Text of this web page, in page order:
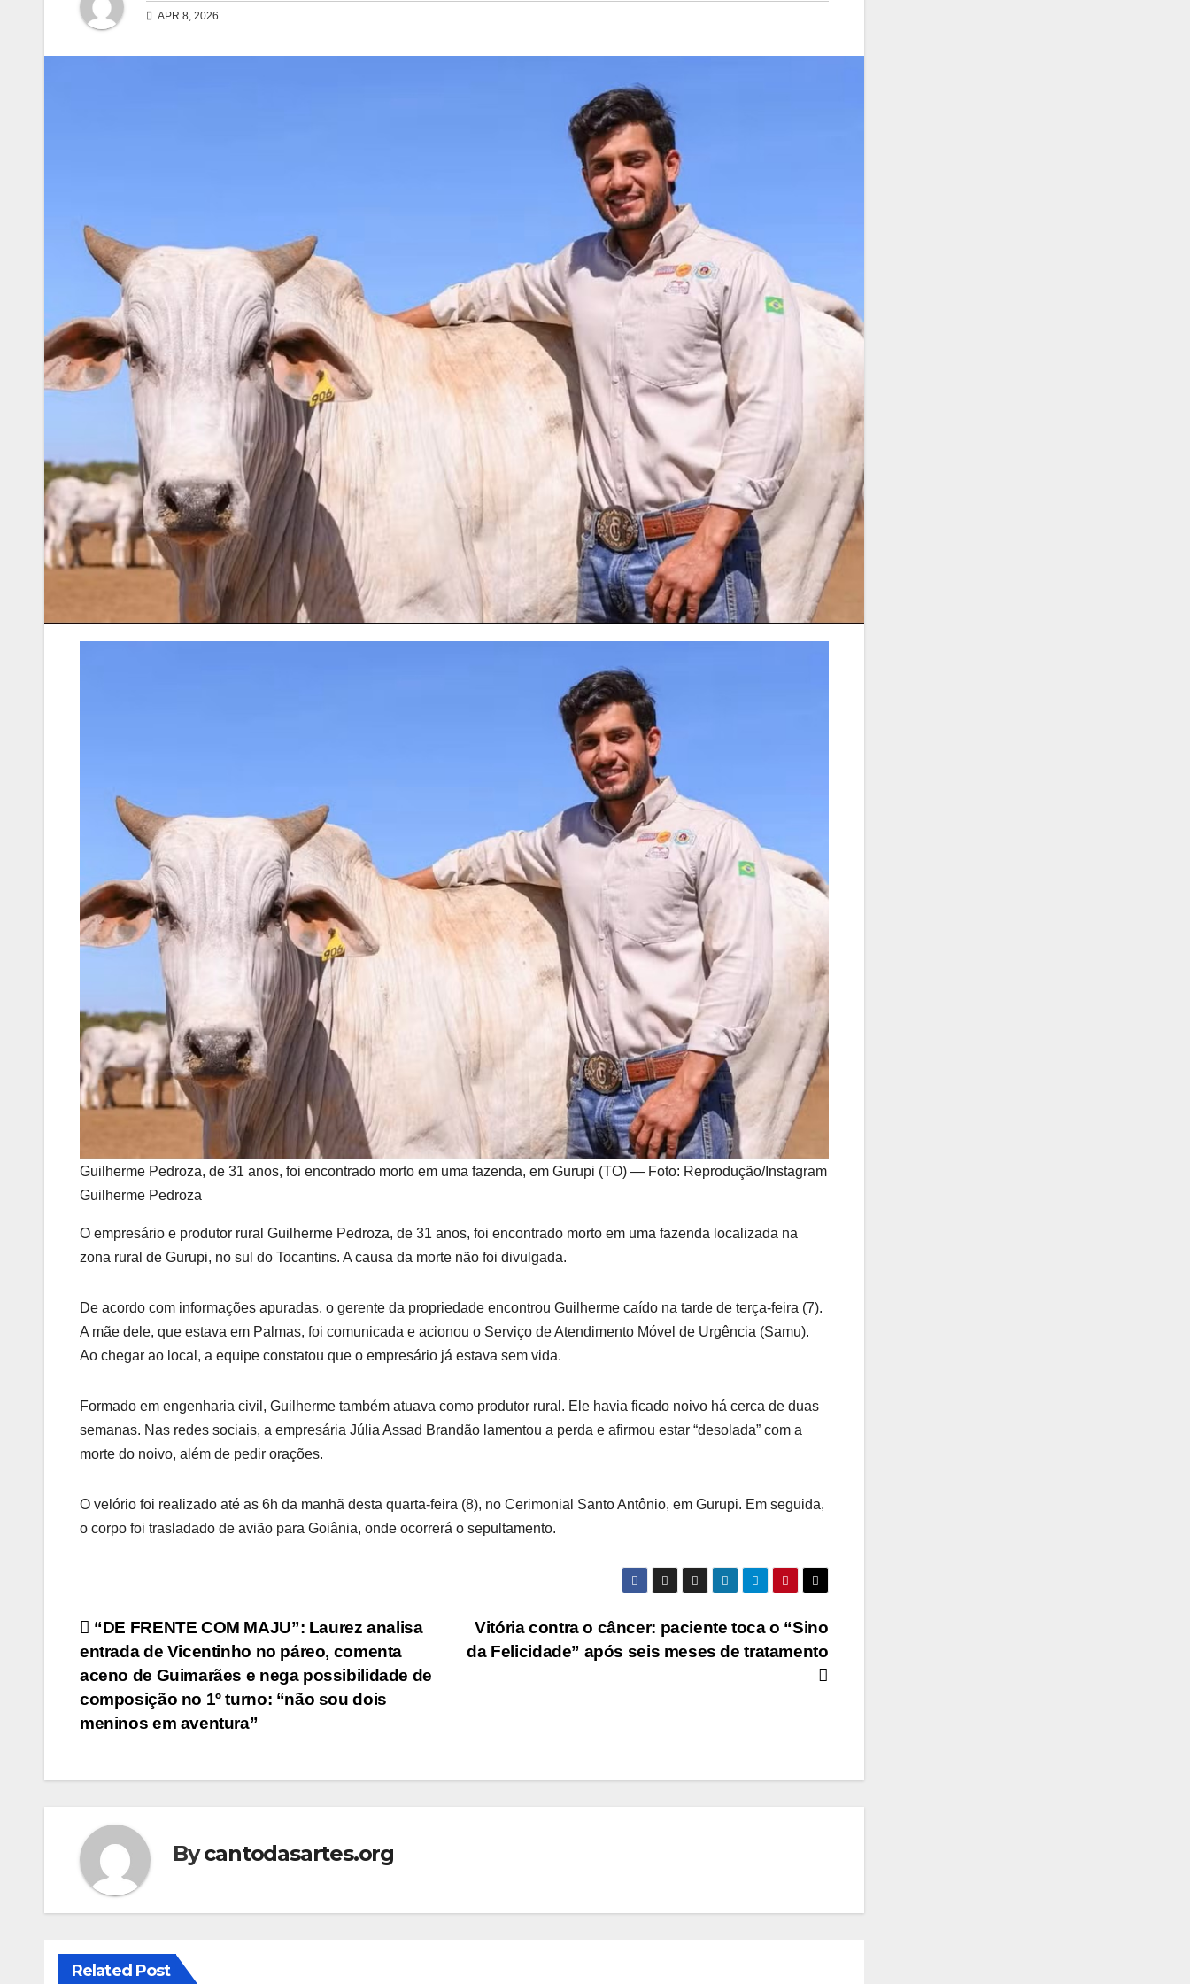
APR 8, 2026
Guilherme Pedroza, de 31 anos, foi encontrado morto em uma fazenda, em Gurupi (TO) — Foto: Reprodução/Instagram
Guilherme Pedroza
O empresário e produtor rural Guilherme Pedroza, de 31 anos, foi encontrado morto em uma fazenda localizada na
zona rural de Gurupi, no sul do Tocantins. A causa da morte não foi divulgada.
De acordo com informações apuradas, o gerente da propriedade encontrou Guilherme caído na tarde de terça-feira (7).
A mãe dele, que estava em Palmas, foi comunicada e acionou o Serviço de Atendimento Móvel de Urgência (Samu).
Ao chegar ao local, a equipe constatou que o empresário já estava sem vida.
Formado em engenharia civil, Guilherme também atuava como produtor rural. Ele havia ficado noivo há cerca de duas
semanas. Nas redes sociais, a empresária Júlia Assad Brandão lamentou a perda e afirmou estar “desolada” com a
morte do noivo, além de pedir orações.
O velório foi realizado até as 6h da manhã desta quarta-feira (8), no Cerimonial Santo Antônio, em Gurupi. Em seguida,
o corpo foi trasladado de avião para Goiânia, onde ocorrerá o sepultamento.
Post
navigation
Vitória contra o câncer: paciente toca o “Sino
da Felicidade” após seis meses de tratamento
“DE FRENTE COM MAJU”: Laurez analisa
entrada de Vicentinho no páreo, comenta
aceno de Guimarães e nega possibilidade de
composição no 1º turno: “não sou dois
meninos em aventura”
Bycantodasartes.org
Related Post